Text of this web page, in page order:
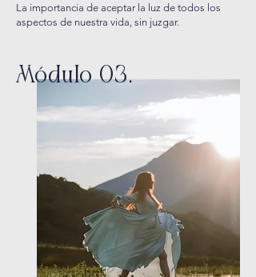
La importancia de aceptar la luz de todos los
aspectos de nuestra vida, sin juzgar.
Módulo 03.